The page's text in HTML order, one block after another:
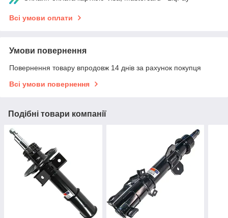
Всі умови оплати
Умови повернення
Повернення товару впродовж 14 днів за рахунок покупця
Всі умови повернення
Подібні товари компанії